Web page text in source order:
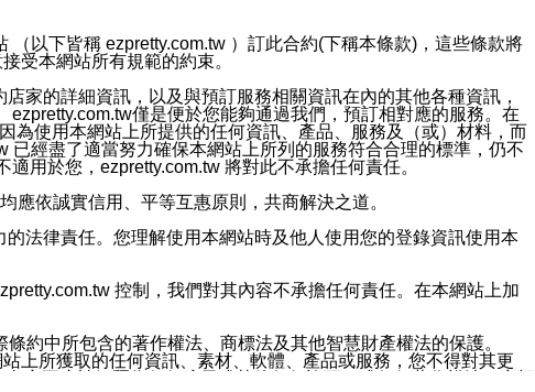
依照該資料或電子郵件所指示之方法、說明或功能連結，隨時
件者，將可收到通知型訊息。
以下皆稱 ezpretty.com.tw ）訂此合約(下稱本條款)，這些條款將
受本網站所有規範的約束。
家的詳細資訊，以及與預訂服務相關資訊在內的其他各種資訊，
僅是便於您能夠通過我們，預訂相對應的服務。在
為使用本網站上所提供的任何資訊、產品、服務及（或）材料，而
已經盡了適當努力確保本網站上所列的服務符合合理的標準，仍不
用於您，ezpretty.com.tw 將對此不承擔任何責任。
依誠實信用、平等互惠原則，共商解決之道。
法律責任。您理解使用本網站時及他人使用您的登錄資訊使用本
控制，我們對其內容不承擔任何責任。在本網站上加
約中所包含的著作權法、商標法及其他智慧財產權法的保護。
上所獲取的任何資訊、素材、軟體、產品或服務，您不得對其更